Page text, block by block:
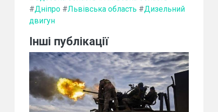
#Дніпро #Львівська область #Дизельний
двигун
Інші публікації